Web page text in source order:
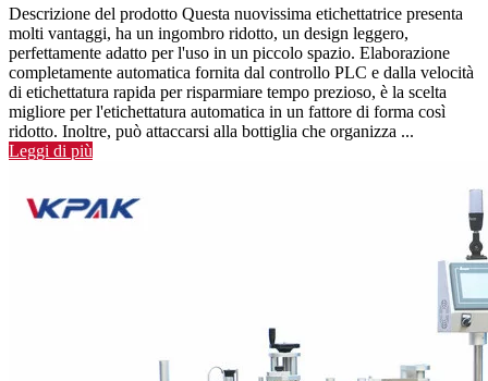
Sistemi di etichettatura avvolgenti orizzontali
Etichettatrici avvolgitrici orizzontali (etichettatrice di fiale) o le
etichettatrici rotonde instabili di avvolgimento del prodotto utilizzano
un tipo di trasportatore con letto a rulli per posizionare i prodotti di
diametro inferiore su un lato e applicare etichette attorno alla
circonferenza. I prodotti tipici per le etichettatrici con involucro
orizzontale sono fiale, fiale, chapstick e altri contenitori cilindrici in
orizzontale possono essere alimentati manualmente con uno scivolo
di alimentazione o completamente automatizzati con magazzini di
Descrizione del prodotto Questa nuovissima etichettatrice presenta
molti vantaggi, ha un ingombro ridotto, un design leggero,
perfettamente adatto per l'uso in un piccolo spazio. Elaborazione
completamente automatica fornita dal controllo PLC e dalla velocità
di etichettatura rapida per risparmiare tempo prezioso, è la scelta
migliore per l'etichettatura automatica in un fattore di forma così
ridotto. Inoltre, può attaccarsi alla bottiglia che organizza ...
Leggi di più